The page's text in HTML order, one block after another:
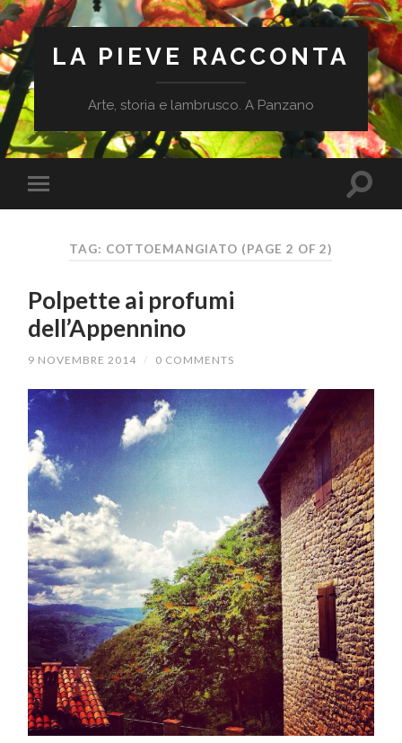
LA PIEVE RACCONTA
Arte, storia e lambrusco. A Panzano
TAG: COTTOEMANGIATO (PAGE 2 OF 2)
Polpette ai profumi
dell’Appennino
9 NOVEMBRE 2014 / 0 COMMENTS